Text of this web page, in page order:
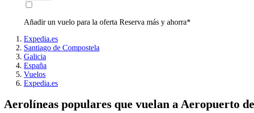
Añadir un vuelo para la oferta Reserva más y ahorra*
Expedia.es
Santiago de Compostela
Galicia
España
Vuelos
Expedia.es
Aerolíneas populares que vuelan a Aeropuerto